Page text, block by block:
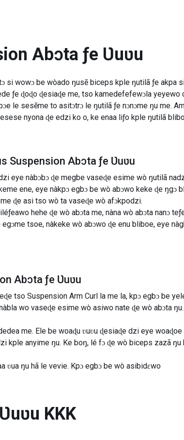
Abɔta ƒe Ʋuʋu
si wowɔ be wòado ŋusẽ biceps kple ŋutilã ƒe akpa
ƒe ɖoɖo ɖesiaɖe me, tso kamedefefewɔla
le sesẽme to asitɔtrɔ le ŋutilã ƒe nɔnɔme ŋu me.
nyona ɖe edzi ko o, ke enaa liƒo kple ŋutilã
Suspension Abɔta ƒe Ʋuʋu
eye nàbɔbɔ ɖe megbe vaseɖe esime wò ŋutilã
ene, eye nàkpɔ egbɔ be wò abɔwo keke ɖe ŋgɔ
ɖe asi tso wò ta vaseɖe wò afɔkpodzi.
hehe ɖe wò abɔta me, nàna wò abɔta nanɔ
tsoe, nàkeke wò abɔwo ɖe enu bliboe, eye
Abɔta ƒe Ʋuʋu
tso Suspension Arm Curl la me la, kpɔ egbɔ be
wo vaseɖe esime wò asiwo nate ɖe wò abɔta
me. Ele be woaɖu ʋuʋu ɖesiaɖe dzi eye
kple anyime ŋu. Ke boŋ, lé fɔ ɖe wò biceps zazã
ŋu hã le vevie. Kpɔ egbɔ be wò asibidɛwo
KKK